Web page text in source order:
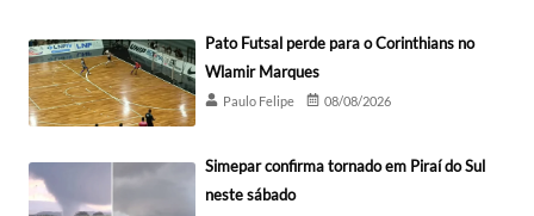
Pato Futsal perde para o Corinthians no
Wlamir Marques
Paulo Felipe 08/08/2026
Simepar confirma tornado em Piraí do Sul
neste sábado